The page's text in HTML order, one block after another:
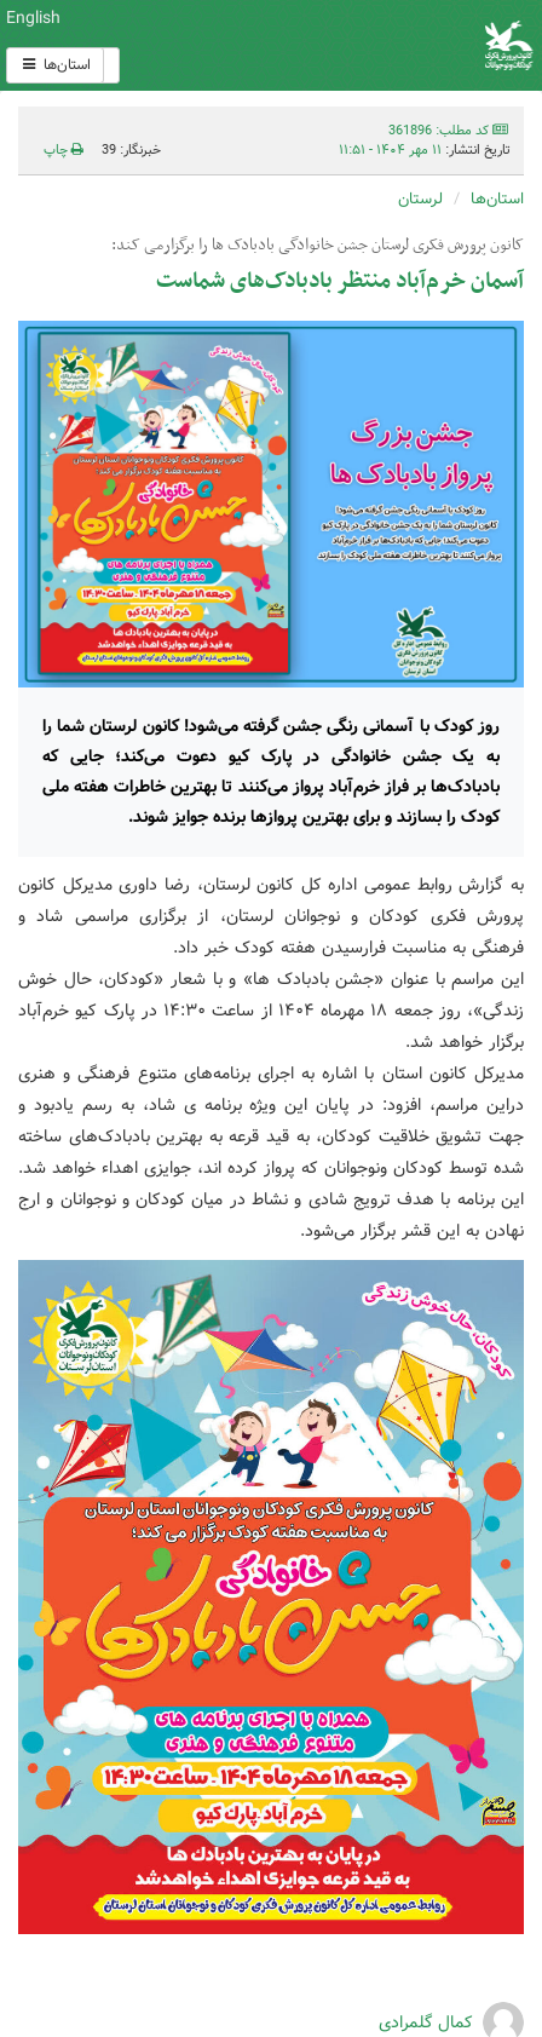
English
استان‌ها
کد مطلب: 361896
تاریخ انتشار: ۱۱ مهر ۱۴۰۴ - ۱۱:۵۱ خبرنگار: 39 چاپ
استان‌ها لرستان
کانون پرورش فکری لرستان جشن خانوادگی بادبادک ها را برگزارمی کند:
آسمان خرم‌آباد منتظر بادبادک‌های شماست
روز کودک با آسمانی رنگی جشن گرفته می‌شود! کانون لرستان شما را
به یک جشن خانوادگی در پارک کیو دعوت می‌کند؛ جایی که
بادبادک‌ها بر فراز خرم‌آباد پرواز می‌کنند تا بهترین خاطرات هفته ملی
کودک را بسازند و برای بهترین پروازها برنده جوایز شوند.
به گزارش روابط عمومی اداره کل کانون لرستان، رضا داوری مدیرکل کانون
پرورش فکری کودکان و نوجوانان لرستان، از برگزاری مراسمی شاد و
فرهنگی به مناسبت فرارسیدن هفته کودک خبر داد.
این مراسم با عنوان «جشن بادبادک ها» و با شعار «کودکان، حال خوش
زندگی»، روز جمعه ۱۸ مهرماه ۱۴۰۴ از ساعت ۱۴:۳۰ در پارک کیو خرم‌آباد
برگزار خواهد شد.
مدیرکل کانون استان با اشاره به اجرای برنامه‌های متنوع فرهنگی و هنری
دراین مراسم، افزود: در پایان این ویژه برنامه ی شاد، به رسم یادبود و
جهت تشویق خلاقیت کودکان، به قید قرعه به بهترین بادبادک‌های ساخته
شده توسط کودکان ونوجوانان که پرواز کرده اند، جوایزی اهداء خواهد شد.
این برنامه با هدف ترویج شادی و نشاط در میان کودکان و نوجوانان و ارج
نهادن به این قشر برگزار می‌شود.
کمال گلمرادی